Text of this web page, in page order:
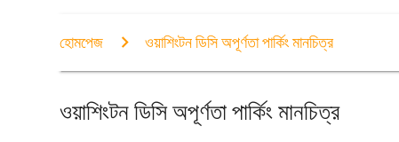
হোমপেজ ওয়াশিংটন ডিসি অপূর্ণতা পার্কিং মানচিত্র
ওয়াশিংটন ডিসি অপূর্ণতা পার্কিং মানচিত্র